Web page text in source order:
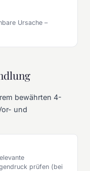
Ursache –
bewährten 4-
und
prüfen (bei